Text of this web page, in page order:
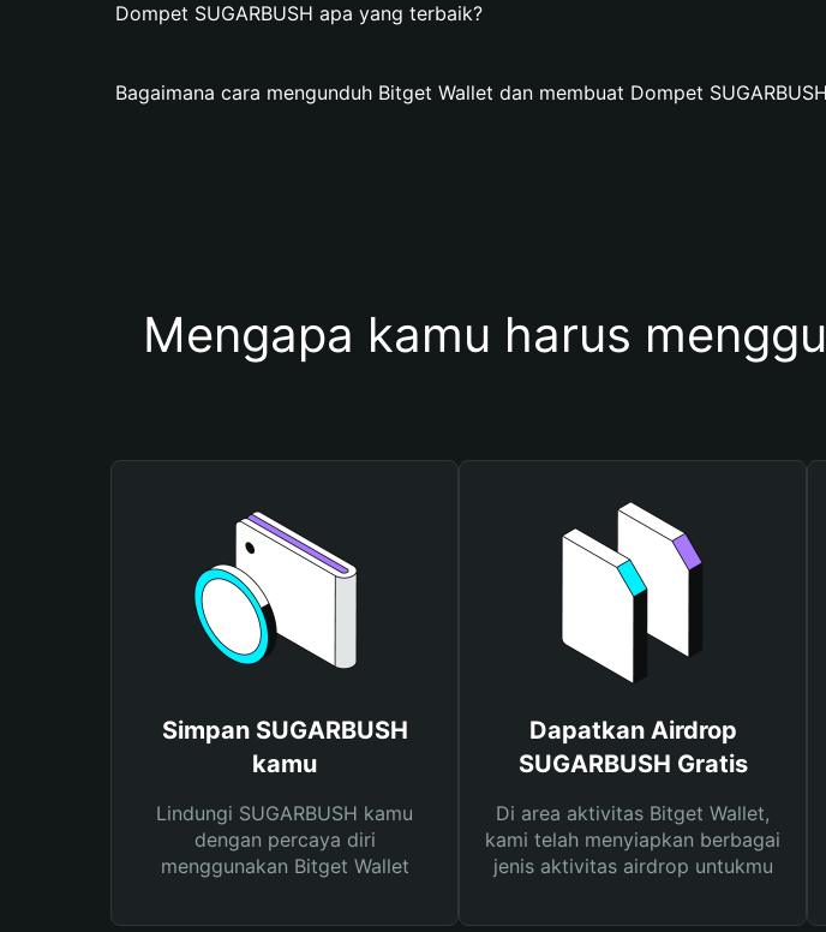
Dompet SUGARBUSH apa yang terbaik?
Bagaimana cara mengunduh Bitget Wallet dan membuat Dompet
Mengapa kamu harus
Simpan SUGARBUSH
kamu
Lindungi SUGARBUSH kamu
dengan percaya diri
menggunakan Bitget Wallet
Dapatkan Airdrop
SUGARBUSH Gratis
Di area aktivitas Bitget Wallet,
kami telah menyiapkan berbagai
jenis aktivitas airdrop untukmu